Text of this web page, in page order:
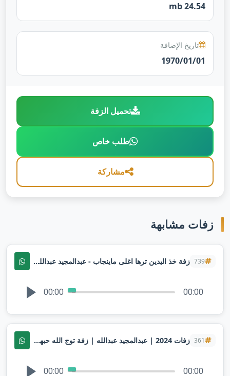
24.54 mb
تاريخ الإضافة
1970/01/01
تحميل الزفة
طلب خاص
مشاركة
زفات مشابهة
739 زفة خذ اليدين ترها اغلى ماينجاب - عبدالمجيد عبدالله 2025 | حصري
00:00 00:00
361 زفات 2024 | عبدالمجيد عبدالله | زفة توج الله حبهم _ زفة كوشه | بدون اسماء
00:00 00:00